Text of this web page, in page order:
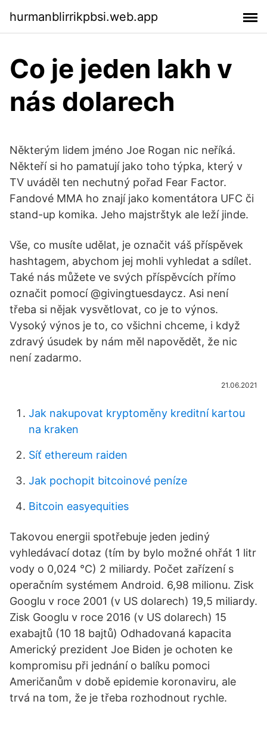
hurmanblirrikpbsi.web.app
Co je jeden lakh v
nás dolarech
Některým lidem jméno Joe Rogan nic neříká.
Někteří si ho pamatují jako toho týpka, který v
TV uváděl ten nechutný pořad Fear Factor.
Fandové MMA ho znají jako komentátora UFC či
stand-up komika. Jeho majstrštyk ale leží jinde.
Vše, co musíte udělat, je označit váš příspěvek
hashtagem, abychom jej mohli vyhledat a sdílet.
Také nás můžete ve svých příspěvcích přímo
označit pomocí @givingtuesdaycz. Asi není
třeba si nějak vysvětlovat, co je to výnos.
Vysoký výnos je to, co všichni chceme, i když
zdravý úsudek by nám měl napovědět, že nic
není zadarmo.
21.06.2021
Jak nakupovat kryptoměny kreditní kartou
na kraken
Síť ethereum raiden
Jak pochopit bitcoinové peníze
Bitcoin easyequities
Takovou energii spotřebuje jeden jediný
vyhledávací dotaz (tím by bylo možné ohřát 1 litr
vody o 0,024 °C) 2 miliardy. Počet zařízení s
operačním systémem Android. 6,98 milionu. Zisk
Googlu v roce 2001 (v US dolarech) 19,5 miliardy.
Zisk Googlu v roce 2016 (v US dolarech) 15
exabajtů (10 18 bajtů) Odhadovaná kapacita
Americký prezident Joe Biden je ochoten ke
kompromisu při jednání o balíku pomoci
Američanům v době epidemie koronaviru, ale
trvá na tom, že je třeba rozhodnout rychle.